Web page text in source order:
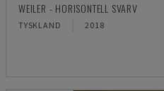
WEILER - HORISONTELL SVARV
TYSKLAND 2018